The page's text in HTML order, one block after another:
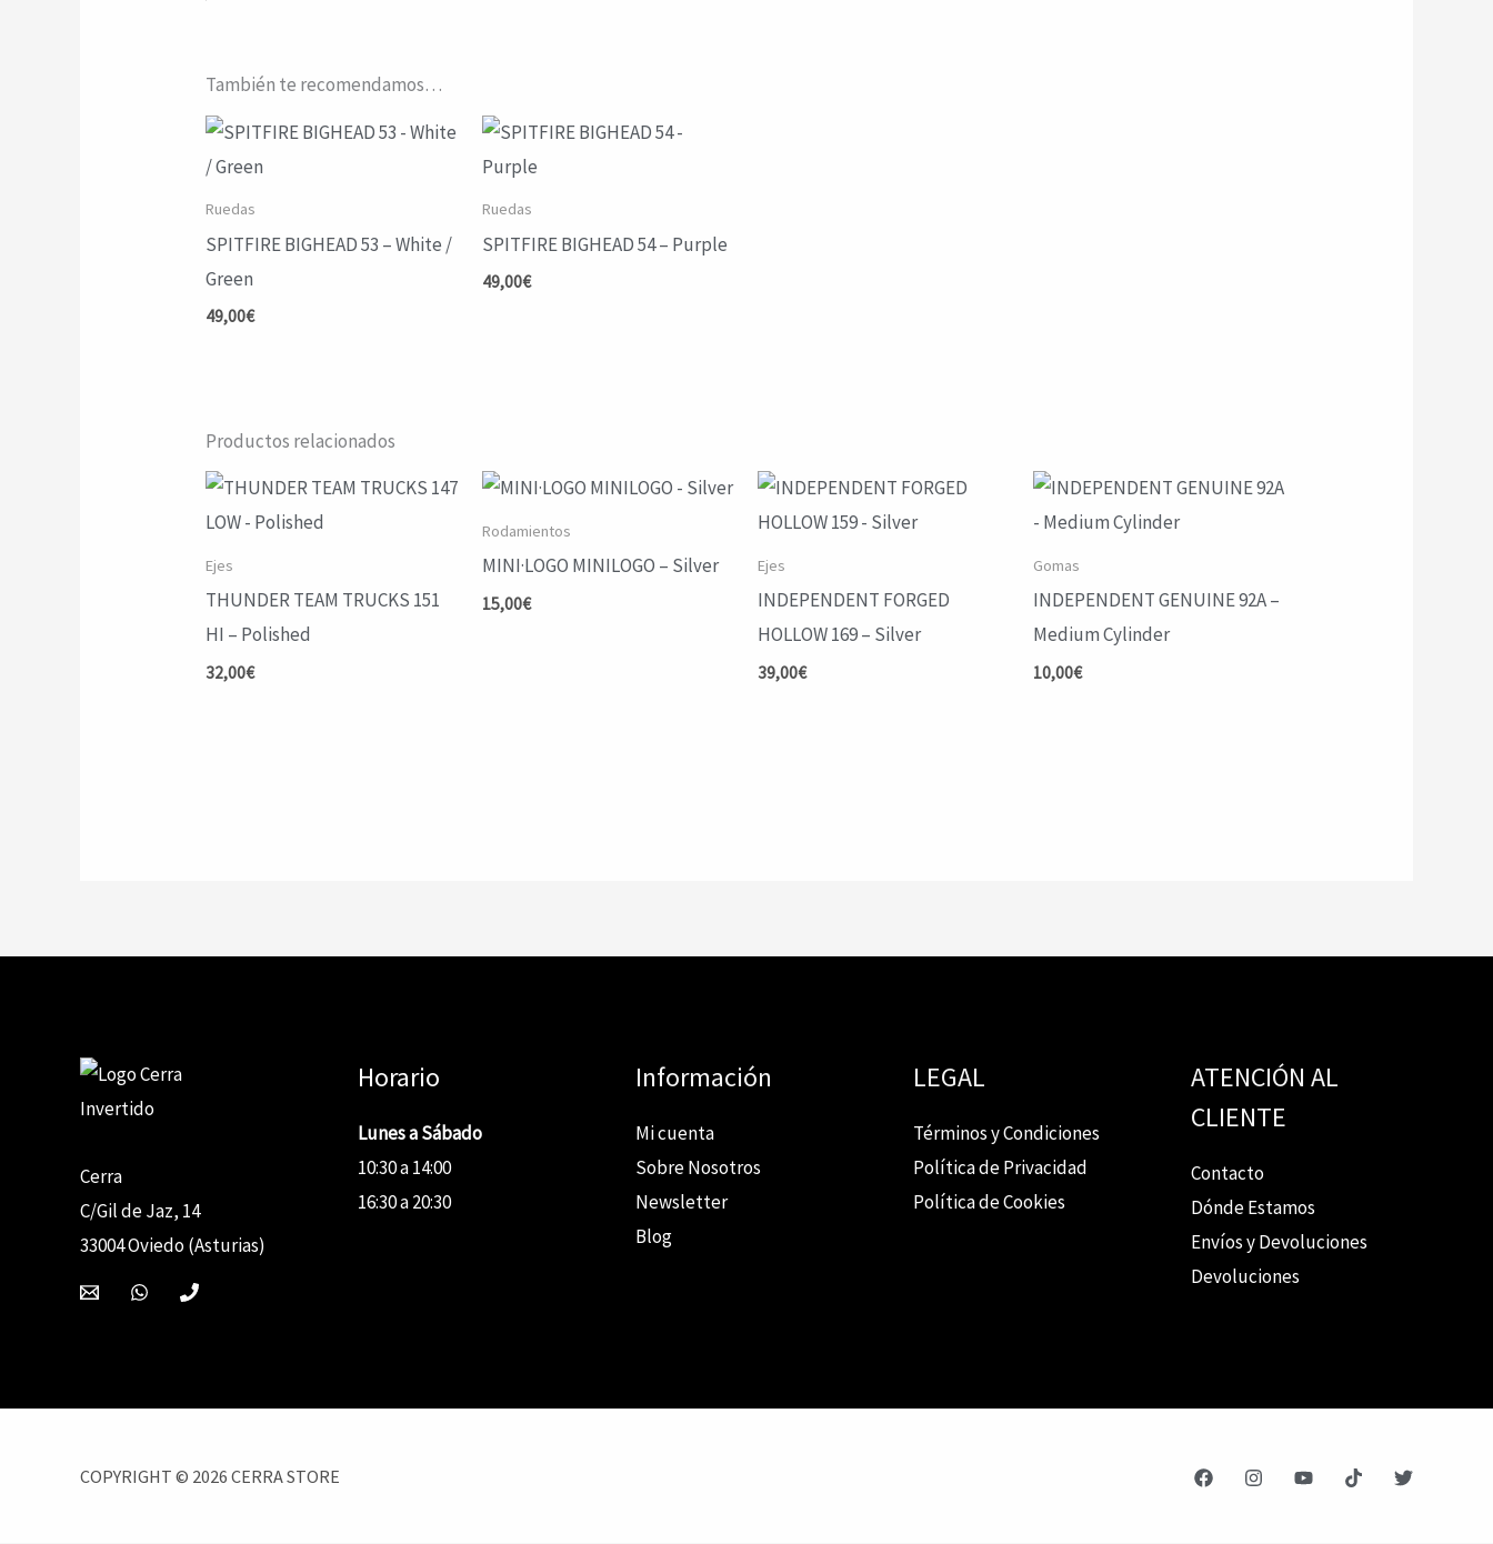
También te recomendamos…
Ruedas
SPITFIRE BIGHEAD 53 – White /
Green
49,00€
Ruedas
SPITFIRE BIGHEAD 54 – Purple
49,00€
Productos relacionados
Ejes
THUNDER TEAM TRUCKS 151
HI – Polished
32,00€
Rodamientos
MINI·LOGO MINILOGO – Silver
15,00€
Ejes
INDEPENDENT FORGED
HOLLOW 169 – Silver
39,00€
Gomas
INDEPENDENT GENUINE 92A –
Medium Cylinder
10,00€
Cerra
C/Gil de Jaz, 14
33004 Oviedo (Asturias)
Horario
Lunes a Sábado
10:30 a 14:00
16:30 a 20:30
Información
Mi cuenta
Sobre Nosotros
Newsletter
Blog
LEGAL
Términos y Condiciones
Política de Privacidad
Política de Cookies
ATENCIÓN AL
CLIENTE
Contacto
Dónde Estamos
Envíos y Devoluciones
Devoluciones
COPYRIGHT © 2026 CERRA STORE